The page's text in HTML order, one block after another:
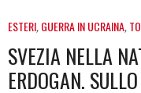
ESTERI,GUERRA IN UCRAINA,
SVEZIA NELLA
ERDOGAN.